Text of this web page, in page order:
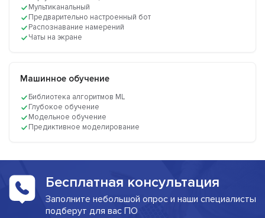
Мультиканальный
Предварительно настроенный бот
Распознавание намерений
Чаты на экране
Машинное обучение
Библиотека алгоритмов ML
Глубокое обучение
Модельное обучение
Предиктивное моделирование
Бесплатная консультация
Заполните небольшой опрос и наши специалисты
подберут для вас ПО